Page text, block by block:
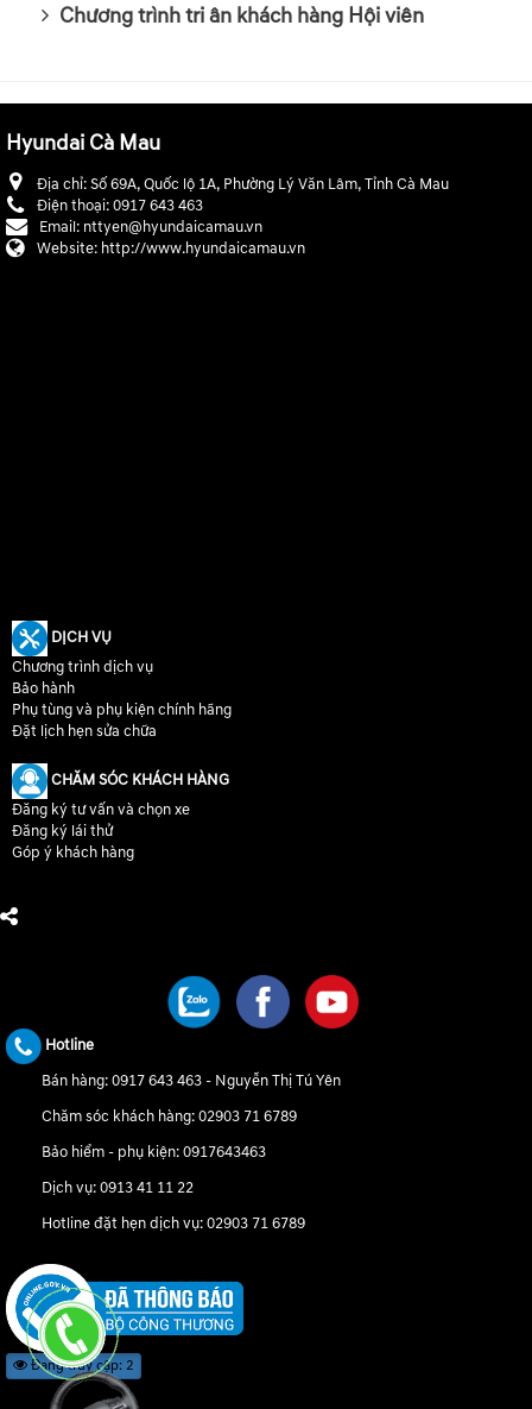
Chương trình tri ân khách hàng Hội viên
Hyundai Cà Mau
Địa chỉ:Số 69A, Quốc lộ 1A, Phường Lý Văn Lâm, Tỉnh Cà Mau
Điện thoại:0917 643 463
Email: nttyen@hyundaicamau.vn
Website: http://www.hyundaicamau.vn
DỊCH VỤ
Chương trình dịch vụ
Bảo hành
Phụ tùng và phụ kiện chính hãng
Đặt lịch hẹn sửa chữa
CHĂM SÓC KHÁCH HÀNG
Đăng ký tư vấn và chọn xe
Đăng ký lái thử
Góp ý khách hàng
Hotline
Bán hàng:0917 643 463 - Nguyễn Thị Tú Yên
Chăm sóc khách hàng:02903 71 6789
Bảo hiểm - phụ kiện:0917643463
Dịch vụ:0913 41 11 22
Hotline đặt hẹn dịch vụ:02903 71 6789
Đang truy cập: 2